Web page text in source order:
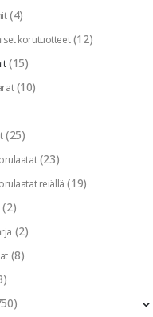
(4)
korutuotteet (12)
(15)
(10)
(25)
(23)
reiällä (19)
(2)
(2)
(8)